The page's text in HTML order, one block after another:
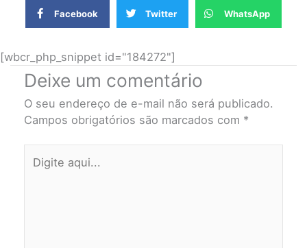
Facebook Twitter WhatsApp
[wbcr_php_snippet id="184272"]
Deixe um comentário
O seu endereço de e-mail não será publicado.
Campos obrigatórios são marcados com *
aqui...